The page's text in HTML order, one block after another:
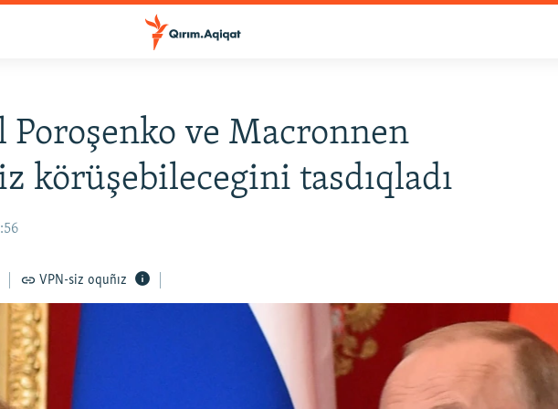
Poroşenko ve Macronnen
körüşebilecegini tasdıqladı
VPN-siz oquñız